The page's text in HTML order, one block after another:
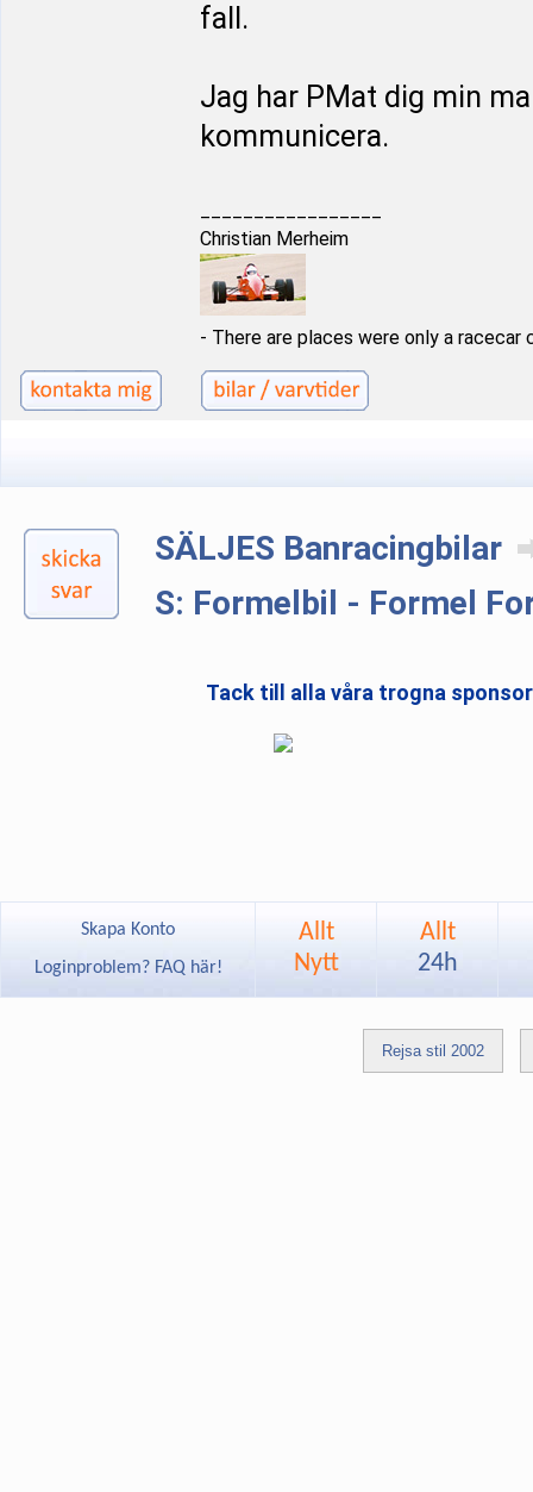
fall.
Jag har PMat dig min
kommunicera.
Christian Merheim
- There are places were only a racecar
SÄLJES Banracingbilar
S: Formelbil - Formel
Tack till alla våra trogna
Skapa Konto
Loginproblem? FAQ här!
Allt
Nytt
Allt
24h
Rejsa stil 2002